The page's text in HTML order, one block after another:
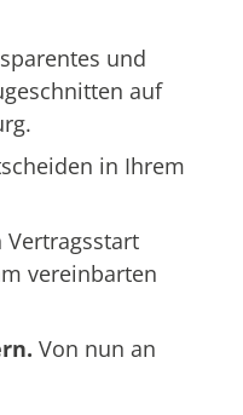
und
auf
in Ihrem
Vertragsstart
vereinbarten
Von nun an